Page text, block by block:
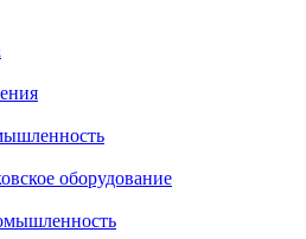
оборудование